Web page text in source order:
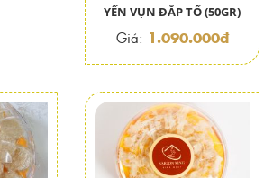
YẾN VỤN ĐẮP TỔ (50GR)
Giá: 1.090.000đ